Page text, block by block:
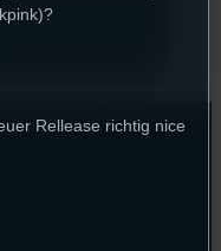
Rellease richtig nice